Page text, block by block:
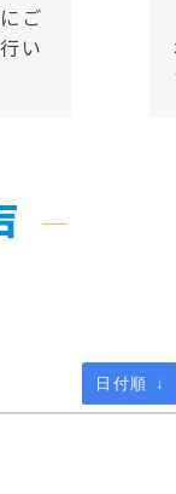
ご
い
日付順 ↓